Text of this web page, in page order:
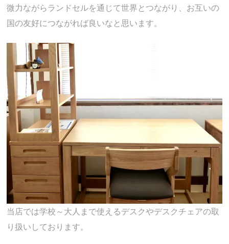
微力ながらランドセルを通じて世界とつながり、お互いの
国の友好につながれば良いなと思います。
当店では学校～大人まで使えるデスクやデスクチェアの取
り扱いしております。